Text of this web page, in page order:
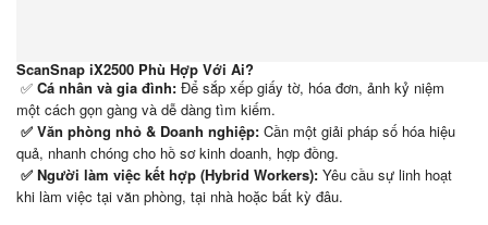
ScanSnap iX2500 Phù Hợp Với Ai?
✅ Cá nhân và gia đình: Để sắp xếp giấy tờ, hóa đơn, ảnh kỷ niệm
một cách gọn gàng và dễ dàng tìm kiếm.
✅ Văn phòng nhỏ & Doanh nghiệp: Cần một giải pháp số hóa hiệu
quả, nhanh chóng cho hồ sơ kinh doanh, hợp đồng.
✅ Người làm việc kết hợp (Hybrid Workers): Yêu cầu sự linh hoạt
khi làm việc tại văn phòng, tại nhà hoặc bất kỳ đâu.